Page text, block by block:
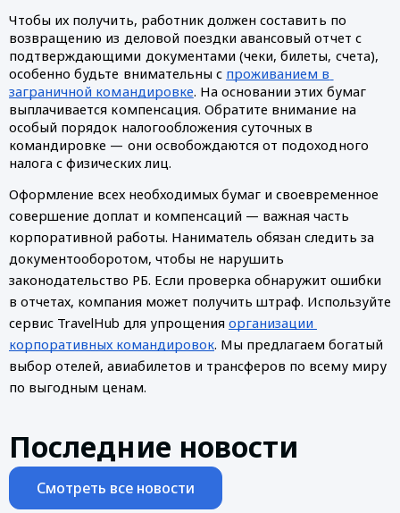
Чтобы их получить, работник должен составить по
возвращению из деловой поездки авансовый отчет с
подтверждающими документами (чеки, билеты, счета),
особенно будьте внимательны с проживанием в
заграничной командировке. На основании этих бумаг
выплачивается компенсация. Обратите внимание на
особый порядок налогообложения суточных в
командировке — они освобождаются от подоходного
налога с физических лиц.
Оформление всех необходимых бумаг и своевременное
совершение доплат и компенсаций — важная часть
корпоративной работы. Наниматель обязан следить за
документооборотом, чтобы не нарушить
законодательство РБ. Если проверка обнаружит ошибки
в отчетах, компания может получить штраф. Используйте
сервис TravelHub для упрощения организации
корпоративных командировок. Мы предлагаем богатый
выбор отелей, авиабилетов и трансферов по всему миру
по выгодным ценам.
Последние новости
Смотреть все новости